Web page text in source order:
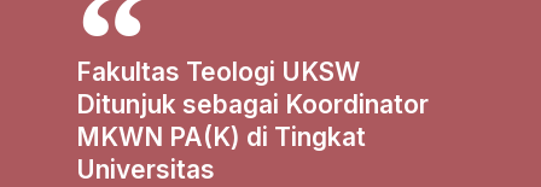
Fakultas Teologi UKSW
Ditunjuk sebagai Koordinator
MKWN PA(K) di Tingkat
Universitas